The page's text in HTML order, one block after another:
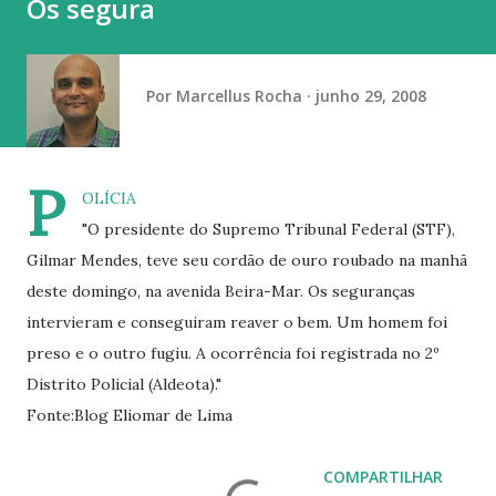
vaga na referência do ataque, com...
Os segura
Por Marcellus Rocha junho 29, 2008
P
OLÍCIA
"O presidente do Supremo Tribunal Federal (STF),
Gilmar Mendes, teve seu cordão de ouro roubado na manhã
deste domingo, na avenida Beira-Mar. Os seguranças
intervieram e conseguiram reaver o bem. Um homem foi
preso e o outro fugiu. A ocorrência foi registrada no 2º
Distrito Policial (Aldeota)."
Fonte:Blog Eliomar de Lima
COMPARTILHAR